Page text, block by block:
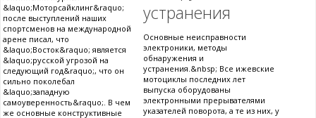
&laquo;Моторсайклинг&raquo;
после выступлений наших
спортсменов на международной
арене писал, что
&laquo;Восток&raquo; является
&laquo;русской угрозой на
следующий год&raquo;, что он
сильно поколебал
&laquo;западную
самоуверенность&raquo;. В чем
же основные конструктивные
устранения
Основные неисправности
электроники, методы
обнаружения и
устранения.&nbsp; Все ижевские
мотоциклы последних лет
выпуска оборудованы
электронными прерывателями
указателей поворота, а те из них, у